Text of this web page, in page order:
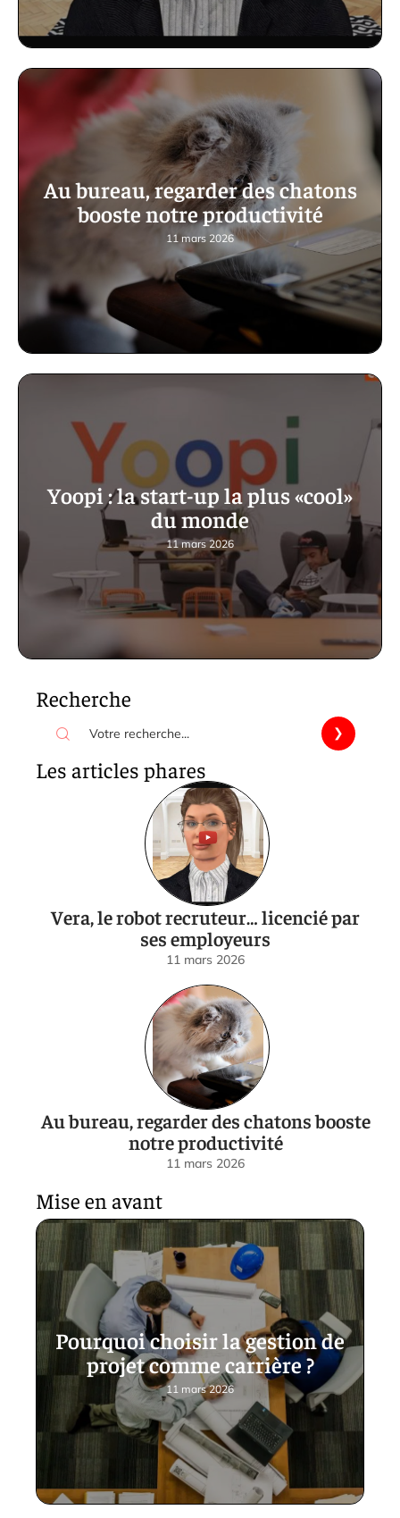
Au bureau, regarder des chatons
booste notre productivité
11 mars 2026
Yoopi : la start-up la plus «cool»
du monde
11 mars 2026
Recherche
Les articles phares
Vera, le robot recruteur… licencié par
ses employeurs
11 mars 2026
Au bureau, regarder des chatons booste
notre productivité
11 mars 2026
Mise en avant
Pourquoi choisir la gestion de
projet comme carrière ?
11 mars 2026